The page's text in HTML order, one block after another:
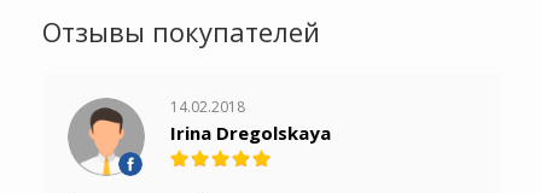
Отзывы покупателей
14.02.2018
Irina Dregolskaya